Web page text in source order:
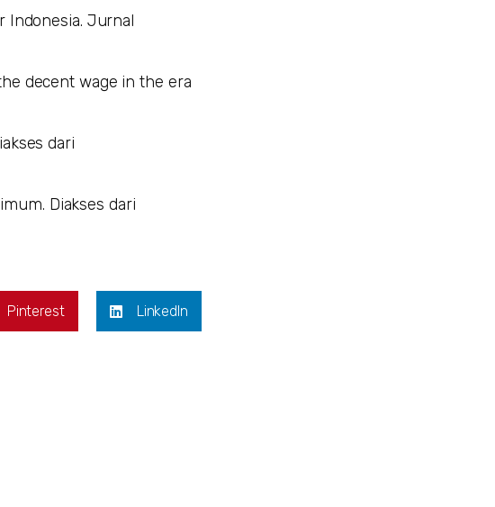
Indonesia. Jurnal
decent wage in the era
dari
Diakses dari
Pinterest LinkedIn